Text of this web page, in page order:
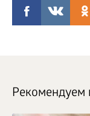
Рекомендуем